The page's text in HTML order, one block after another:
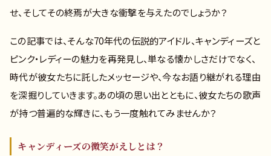
せ、そしてその終焉が大きな衝撃を与えたのでしょうか？
この記事では、そんな70年代の伝説的アイドル、キャンディーズと
ピンク・レディーの魅力を再発見し、単なる懐かしさだけでなく、
時代が彼女たちに託したメッセージや、今なお語り継がれる理由
を深掘りしていきます。あの頃の思い出とともに、彼女たちの歌声
が持つ普遍的な輝きに、もう一度触れてみませんか？
キャンディーズの微笑がえしとは？